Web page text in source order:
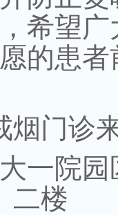
希望
的患
烟门诊
一院
二楼